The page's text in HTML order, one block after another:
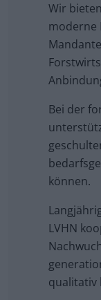
Wir
moderne
Bei der
können.
LVHN
qualitativ